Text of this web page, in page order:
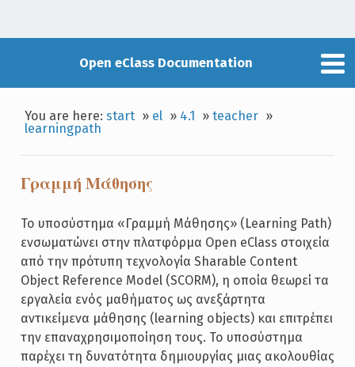
Open eClass Documentation
You are here:start » el » 4.1 »teacher »
learningpath
Γραμμή Μάθησης
Το υποσύστημα «Γραμμή Μάθησης» (Learning Path)
ενσωματώνει στην πλατφόρμα Open eClass στοιχεία
από την πρότυπη τεχνολογία Sharable Content
Object Reference Model (SCORM), η οποία θεωρεί τα
εργαλεία ενός μαθήματος ως ανεξάρτητα
αντικείμενα μάθησης (learning objects) και επιτρέπει
την επαναχρησιμοποίηση τους. Το υποσύστημα
παρέχει τη δυνατότητα δημιουργίας μιας ακολουθίας